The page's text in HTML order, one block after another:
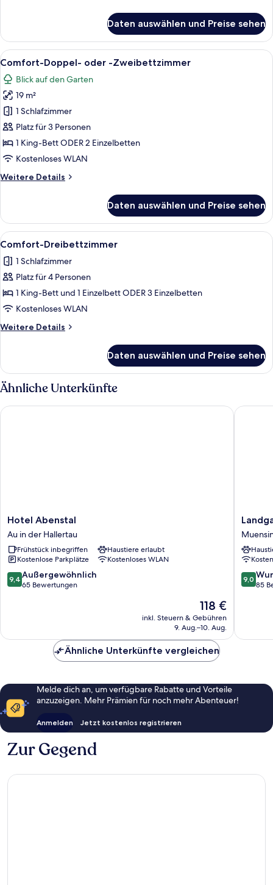
Doppel-
oder
-
Zweibettzimmer
Daten auswählen und Preise sehen
Alle
Fotos
für
Comfort-
Doppel-
oder
-
Zweibettzimmer
Ein Hotelzimmer mit zwei Betten,
6
Comfort-Doppel- oder -Zweibettzimmer
Blick auf den Garten
19 m²
1 Schlafzimmer
Platz für 3 Personen
1 King-Bett ODER 2 Einzelbetten
Kostenloses WLAN
Weitere Details
Weitere
Doppel-
oder
-
Daten auswählen und Preise sehen
Alle
Fotos
für
Comfort-
Dreibettzimmer
anzeigen
Ein Hotelzimmer mit Doppelbett,
7
Comfort-Dreibettzimmer
1 Schlafzimmer
Platz für 4 Personen
1 King-Bett und 1 Einzelbett ODER 3 Einzelbetten
Kostenloses WLAN
Weitere Details
Weitere
Dreibettzimmer
Daten auswählen und Preise sehen
Ähnliche Unterkünfte
Hotel
Abenstal
Au
in
der
Hallertau
Hotel Abenstal
Au in der Hallertau
Frühstück inbegriffen
Haustiere erlaubt
Kostenlose Parkplätze
Kostenloses WLAN
9.4
von
9,4 Außergewöhnlich
65 Bewertungen
Der
Preis
beträgt
118 €
inkl. Steuern & Gebühren
9. Aug.–10. Aug.
Hotel Abenstal
Hotel
&
Steak
House
9.0
von
9,0
85
Ähnliche Unterkünfte vergleichen
Melde dich an, um verfügbare Rabatte und Vorteile
anzuzeigen. Mehr Prämien für noch mehr Abenteuer!
Anmelden Jetzt kostenlos registrieren
Zur Gegend